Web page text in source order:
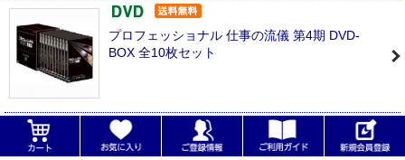
プロフェッショナル 仕事の流儀 第4期 DVD-
BOX 全10枚セット